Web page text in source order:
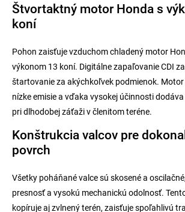
Štvortaktný motor Honda s
koní
Pohon zaisťuje vzduchom chladený motor
výkonom 13 koní. Digitálne zapaľovanie CDI
štartovanie za akýchkoľvek podmienok.
nízke emisie a vďaka vysokej účinnosti
pri dlhodobej záťaži v členitom teréne.
Konštrukcia valcov pre
povrch
Všetky poháňané valce sú skosené a
presnosť a vysokú mechanickú odolnosť.
kopíruje aj zvlnený terén, zaisťuje spoľahlivú